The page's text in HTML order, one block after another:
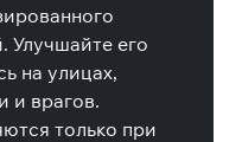
Улучшайте его
на улицах,
и врагов.
только при